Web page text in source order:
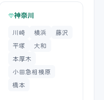
神奈川
川崎 横浜
藤沢
平塚
大和
本厚木
小田急相模原
橋本